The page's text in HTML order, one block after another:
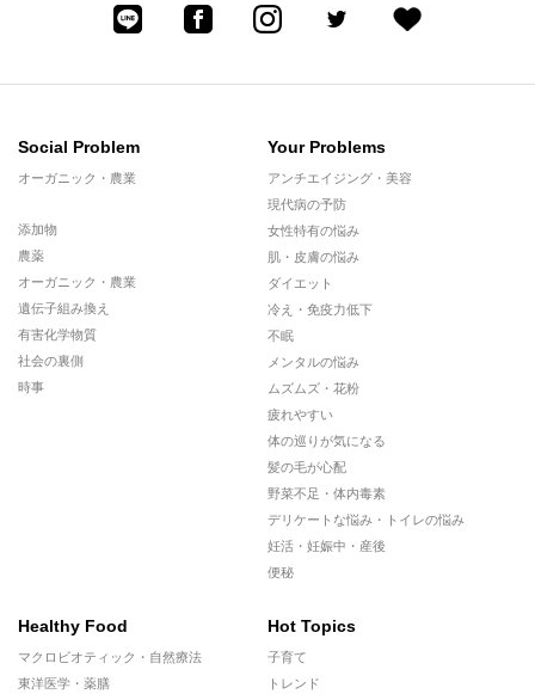
Social Problem
オーガニック・農業
添加物
農薬
オーガニック・農業
遺伝子組み換え
有害化学物質
社会の裏側
時事
Your Problems
アンチエイジング・美容
現代病の予防
女性特有の悩み
肌・皮膚の悩み
ダイエット
冷え・免疫力低下
不眠
メンタルの悩み
ムズムズ・花粉
疲れやすい
体の巡りが気になる
髪の毛が心配
野菜不足・体内毒素
デリケートな悩み・トイレの悩み
妊活・妊娠中・産後
便秘
Healthy Food
マクロビオティック・自然療法
東洋医学・薬膳
Hot Topics
子育て
トレンド